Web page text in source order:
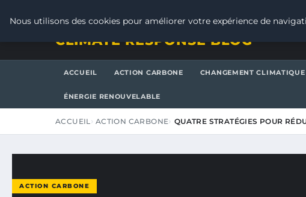
CLIMATE RESPONSE BLOG
ACCUEIL ACTION CARBONE CHANGEMENT CLIMATIQUE
ÉNERGIE RENOUVELABLE
ACCUEIL ACTION CARBONE QUATRE STRATÉGIES POUR
ACTION CARBONE
Nous utilisons des cookies pour améliorer votre expérience de